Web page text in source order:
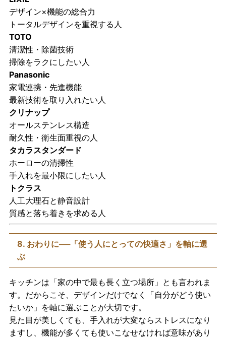
デザイン×機能の総合力
トータルデザインを重視する人
TOTO
清潔性・除菌技術
掃除をラクにしたい人
Panasonic
家電連携・先進機能
最新技術を取り入れたい人
クリナップ
オールステンレス構造
耐久性・衛生面重視の人
タカラスタンダード
ホーローの清掃性
手入れを最小限にしたい人
トクラス
人工大理石と静音設計
質感と落ち着きを求める人
8. おわりに──「使う人にとっての快適さ」を軸に選
ぶ
キッチンは「家の中で最も長く立つ場所」とも言われま
す。だからこそ、デザインだけでなく「自分がどう使い
たいか」を軸に選ぶことが大切です。
見た目が美しくても、手入れが大変ならストレスになり
ますし、機能が多くても使いこなせなければ意味があり